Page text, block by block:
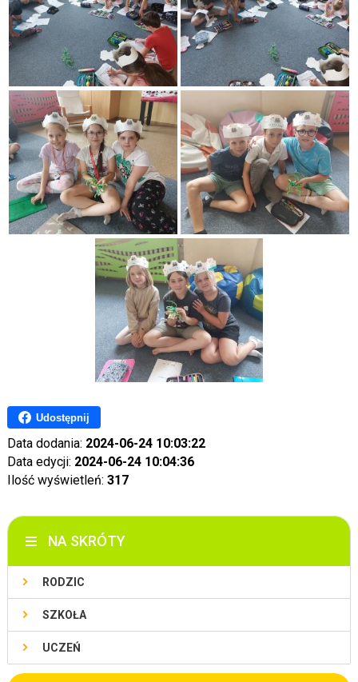
Udostępnij
Data dodania: 2024-06-24 10:03:22
Data edycji: 2024-06-24 10:04:36
Ilość wyświetleń: 317
NA SKRÓTY
RODZIC
SZKOŁA
UCZEŃ